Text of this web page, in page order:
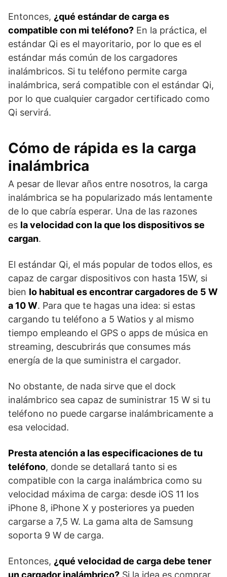
Entonces, ¿qué estándar de carga es
compatible con mi teléfono? En la práctica, el
estándar Qi es el mayoritario, por lo que es el
estándar más común de los cargadores
inalámbricos. Si tu teléfono permite carga
inalámbrica, será compatible con el estándar Qi,
por lo que cualquier cargador certificado como
Qi servirá.
Cómo de rápida es la carga
inalámbrica
A pesar de llevar años entre nosotros, la carga
inalámbrica se ha popularizado más lentamente
de lo que cabría esperar. Una de las razones
es la velocidad con la que los dispositivos se
cargan.
El estándar Qi, el más popular de todos ellos, es
capaz de cargar dispositivos con hasta 15W, si
bien lo habitual es encontrar cargadores de 5 W
a 10 W. Para que te hagas una idea: si estas
cargando tu teléfono a 5 Watios y al mismo
tiempo empleando el GPS o apps de música en
streaming, descubrirás que consumes más
energía de la que suministra el cargador.
No obstante, de nada sirve que el dock
inalámbrico sea capaz de suministrar 15 W si tu
teléfono no puede cargarse inalámbricamente a
esa velocidad.
Presta atención a las especificaciones de tu
teléfono, donde se detallará tanto si es
compatible con la carga inalámbrica como su
velocidad máxima de carga: desde iOS 11 los
iPhone 8, iPhone X y posteriores ya pueden
cargarse a 7,5 W. La gama alta de Samsung
soporta 9 W de carga.
Entonces, ¿qué velocidad de carga debe tener
un cargador inalámbrico? Si la idea es comprar